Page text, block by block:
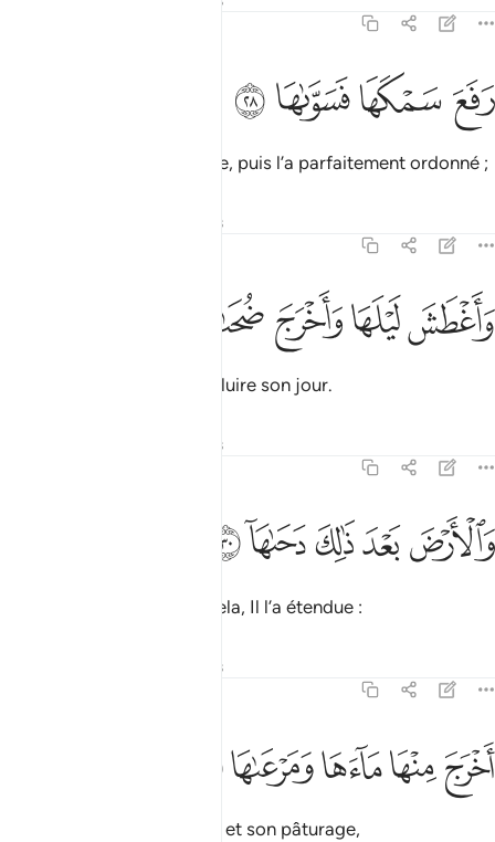
رفع سمكها فسواها ٢٨
رَفَعَ سَمْكَهَا فَسَوَّىٰهَا ٢٨
ﱻﱼﱽﱾ
Il a élevé bien haut sa voûte, puis l’a parfaitement ordonné ;
Réflexions
واغطش ليلها واخرج ضحاها ٢٩
وَأَغْطَشَ لَيْلَهَا وَأَخْرَجَ ضُحَىٰهَا ٢٩
ﱿﲀﲁﲂ
Il a assombri sa nuit et fait luire son jour.
Réflexions
والارض بعد ذالك دحاها ٣٠
وَٱلْأَرْضَ بَعْدَ ذَٰلِكَ دَحَىٰهَآ ٣٠
ﲄﲅﲆﲇﲈ
Et quant à la terre, après cela, Il l’a étendue :
Réflexions
اخرج منها ماءها ومرعاها ٣١
أَخْرَجَ مِنْهَا مَآءَهَا وَمَرْعَىٰهَا ٣١
ﲉﲊﲋﲌ
Il a fait sortir d’elle son eau et son pâturage,